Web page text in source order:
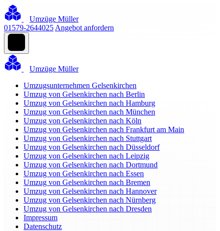
Umzüge Müller
01579-2644025 Angebot anfordern
Umzüge Müller
Umzugsunternehmen Gelsenkirchen
Umzug von Gelsenkirchen nach Berlin
Umzug von Gelsenkirchen nach Hamburg
Umzug von Gelsenkirchen nach München
Umzug von Gelsenkirchen nach Köln
Umzug von Gelsenkirchen nach Frankfurt am Main
Umzug von Gelsenkirchen nach Stuttgart
Umzug von Gelsenkirchen nach Düsseldorf
Umzug von Gelsenkirchen nach Leipzig
Umzug von Gelsenkirchen nach Dortmund
Umzug von Gelsenkirchen nach Essen
Umzug von Gelsenkirchen nach Bremen
Umzug von Gelsenkirchen nach Hannover
Umzug von Gelsenkirchen nach Nürnberg
Umzug von Gelsenkirchen nach Dresden
Impressum
Datenschutz